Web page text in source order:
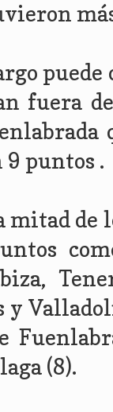
puede
fuera
9 puntos .
mitad de
y
(8).